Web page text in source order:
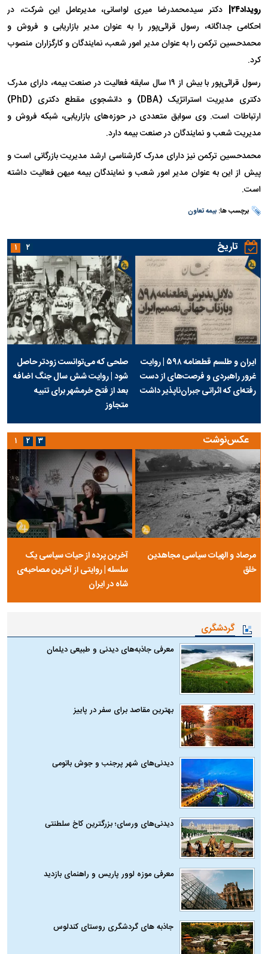
رویداد۲۴|
دکتر سیدمحمدرضا میری لواسانی، مدیرعامل این شرکت، در
احکامی جداگانه، رسول قرائی‌پور را به عنوان مدیر بازاریابی و فروش و
محمدحسین ترکمن را به عنوان مدیر امور شعب، نمایندگان و کارگزاران منصوب
کرد.
رسول قرائی‌پور با بیش از ۱۹ سال سابقه فعالیت در صنعت بیمه، دارای مدرک
دکتری مدیریت استراتژیک (DBA) و دانشجوی مقطع دکتری (PhD)
ارتباطات است. وی سوابق متعددی در حوزه‌های بازاریابی، شبکه فروش و
مدیریت شعب و نمایندگان در صنعت بیمه دارد.
محمدحسین ترکمن نیز دارای مدرک کارشناسی ارشد مدیریت بازرگانی است و
پیش از این به عنوان مدیر امور شعب و نمایندگان بیمه میهن فعالیت داشته
است.
برچسب ها:بیمه تعاون
تاریخ
ایران و طلسم قطعنامه ۵۹۸ | روایت
غرور راهبردی و فرصت‌های از دست
رفته‌ای که اثراتی جبران‌ناپذیر داشت
صلحی که می‌توانست زودتر حاصل
شود | روایت شش سال جنگ اضافه
بعد از فتح خرمشهر برای تنبیه
متجاوز
۱ ۲
عکس‌نوشت
مرصاد و الهیات سیاسی مجاهدین
خلق
آخرین پرده از حیات سیاسی یک
سلسله | روایتی از آخرین مصاحبه‌ی
شاه در ایران
۱ ۲ ۳
گردشگری
معرفی جاذبه‌های دیدنی و طبیعی دیلمان
بهترین مقاصد برای سفر در پاییز
دیدنی‌های شهر پرجنب و جوش باتومی
دیدنی‌های ورسای؛ بزرگترین کاخ سلطنتی
معرفی موزه لوور پاریس و راهنمای بازدید
جاذبه های گردشگری روستای کندلوس